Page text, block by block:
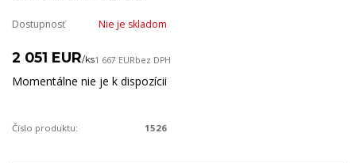
Dostupnosť Nie je skladom
2 051 EUR/ks1 667 EURbez DPH
Momentálne nie je k dispozícii
Číslo produktu: 1526